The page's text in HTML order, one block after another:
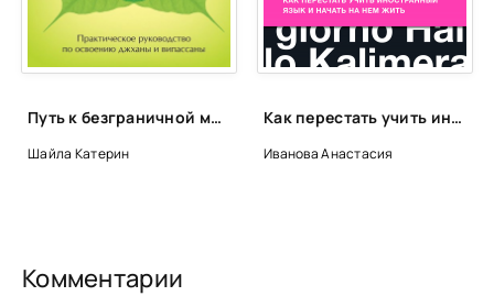
Путь к безграничной мудрости. Практическое руководство по освоению джханы и випассаны - Катерин Шайла
Шайла Катерин
Как перестать учить иностранный язык и начать на нем жить - Анастасия Иванова
Иванова Анастасия
Комментарии